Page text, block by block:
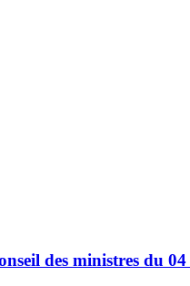
des ministres du